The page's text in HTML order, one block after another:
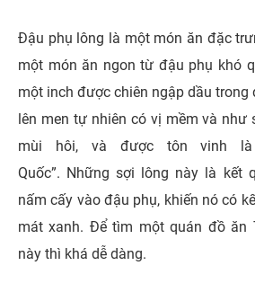
Đậu phụ lông là một món ăn đặc
một món ăn ngon từ đậu phụ khó
một inch được chiên ngập dầu trong
lên men tự nhiên có vị mềm và như
mùi hôi, và được tôn vinh là
Quốc”. Những sợi lông này là kết
nấm cấy vào đậu phụ, khiến nó có
mát xanh. Để tìm một quán đồ ăn
này thì khá dễ dàng.